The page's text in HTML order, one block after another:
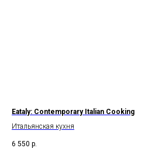
Eataly: Contemporary Italian Cooking
Итальянская кухня
6 550 р.